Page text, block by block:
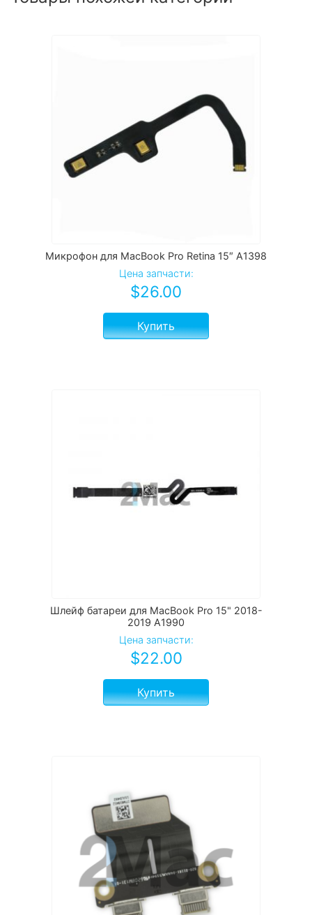
Микрофон для MacBook Pro Retina 15″ A1398
Цена запчасти:
$26.00
Купить
Шлейф батареи для MacBook Pro 15" 2018-
2019 A1990
Цена запчасти:
$22.00
Купить